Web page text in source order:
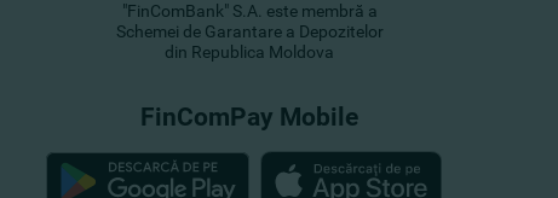
"FinComBank" S.A. este membră a
Schemei de Garantare a Depozitelor
din Republica Moldova
FinComPay Mobile